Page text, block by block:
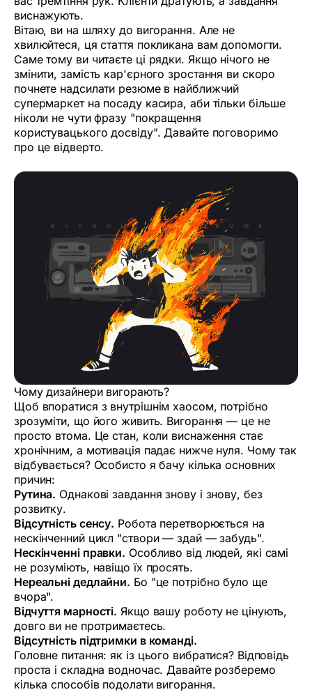
виснажують.
Вітаю, ви на шляху до вигорання. Але не
хвилюйтеся, ця стаття покликана вам допомогти.
Саме тому ви читаєте ці рядки. Якщо нічого не
змінити, замість кар'єрного зростання ви скоро
почнете надсилати резюме в найближчий
супермаркет на посаду касира, аби тільки більше
ніколи не чути фразу "покращення
користувацького досвіду". Давайте поговоримо
про це відверто.
Чому дизайнери вигорають?
Щоб впоратися з внутрішнім хаосом, потрібно
зрозуміти, що його живить. Вигорання — це не
просто втома. Це стан, коли виснаження стає
хронічним, а мотивація падає нижче нуля. Чому так
відбувається? Особисто я бачу кілька основних
причин:
Рутина. Однакові завдання знову і знову, без
розвитку.
Відсутність сенсу. Робота перетворюється на
нескінченний цикл "створи — здай — забудь".
Нескінченні правки. Особливо від людей, які самі
не розуміють, навіщо їх просять.
Нереальні дедлайни. Бо "це потрібно було ще
вчора".
Відчуття марності. Якщо вашу роботу не цінують,
довго ви не протримаєтесь.
Відсутність підтримки в команді.
Головне питання: як із цього вибратися? Відповідь
проста і складна водночас. Давайте розберемо
кілька способів подолати вигорання.